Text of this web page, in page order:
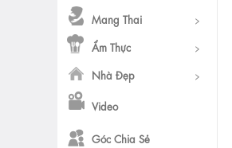
Mang Thai
Ẩm Thực
Nhà Đẹp
Video
Góc Chia Sẻ